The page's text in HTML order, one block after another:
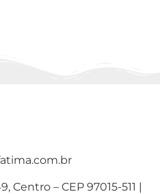
Centro – CEP 97015-511 |